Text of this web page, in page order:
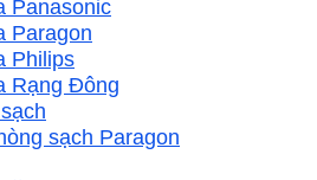
Panasonic
Paragon
Philips
Rạng Đông
sạch Paragon